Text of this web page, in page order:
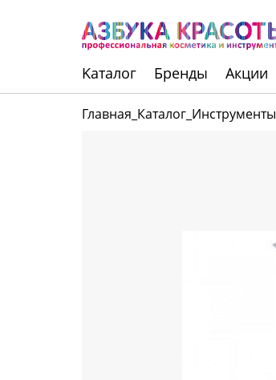
Kаталог Бренды Акции
Главная Каталог Инструменты